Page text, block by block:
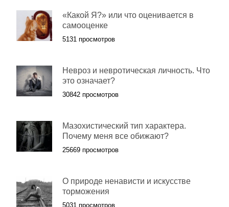
«Какой Я?» или что оценивается в
самооценке
5131 просмотров
Невроз и невротическая личность. Что
это означает?
30842 просмотров
Мазохистический тип характера.
Почему меня все обижают?
25669 просмотров
О природе ненависти и искусстве
торможения
5031 просмотров